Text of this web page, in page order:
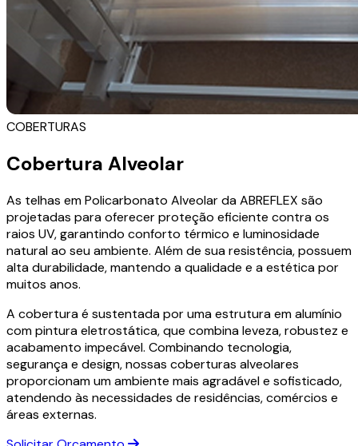
COBERTURAS
Cobertura Alveolar
As telhas em Policarbonato Alveolar da ABREFLEX são
projetadas para oferecer proteção eficiente contra os
raios UV, garantindo conforto térmico e luminosidade
natural ao seu ambiente. Além de sua resistência, possuem
alta durabilidade, mantendo a qualidade e a estética por
muitos anos.
A cobertura é sustentada por uma estrutura em alumínio
com pintura eletrostática, que combina leveza, robustez e
acabamento impecável. Combinando tecnologia,
segurança e design, nossas coberturas alveolares
proporcionam um ambiente mais agradável e sofisticado,
atendendo às necessidades de residências, comércios e
áreas externas.